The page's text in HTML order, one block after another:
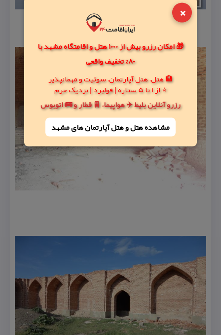
×
🎁 امکان رزرو بیش از 1000 هتل و اقامتگاه مشهد با
80% تخفیف واقعی
🏨 هتل، هتل آپارتمان، سوئیت و مهمانپذیر
⭐ از 1 تا 5 ستاره | فولبرد | نزدیک حرم
رزرو آنلاین بلیط ✈️ هواپیما، 🚆 قطار و 🚌 اتوبوس
مشاهده هتل و هتل‌ آپارتمان های مشهد